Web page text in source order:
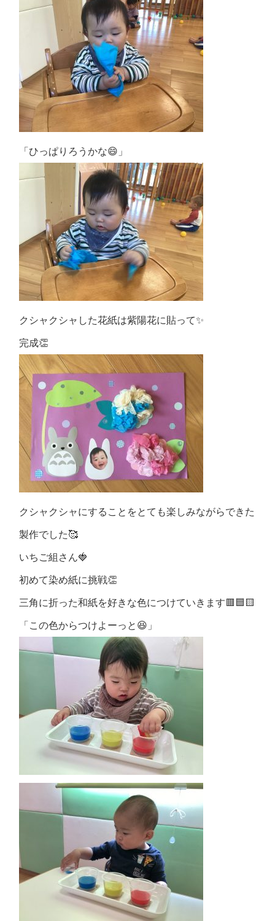
「ひっぱりろうかな😄」
クシャクシャした花紙は紫陽花に貼って✨
完成👏
クシャクシャにすることをとても楽しみながらできた
製作でした🥰
いちご組さん🍓
初めて染め紙に挑戦👏
三角に折った和紙を好きな色につけていきます🟥🟦🟨
「この色からつけよーっと😆」